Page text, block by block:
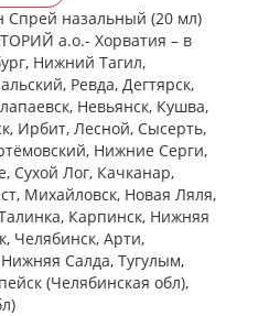
Спрей назальный (20 мл)
а.о.- Хорватия – в
Нижний Тагил,
Ревда, Дегтярск,
Невьянск, Кушва,
Ирбит, Лесной, Сысерть,
Нижние Cерги,
Сухой Лог, Качканар,
Михайловск, Новая Ляля,
Карпинск, Нижняя
Челябинск, Арти,
Салда, Тугулым,
(Челябинская обл),